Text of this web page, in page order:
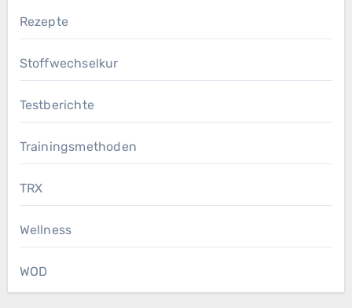
Rezepte
Stoffwechselkur
Testberichte
Trainingsmethoden
TRX
Wellness
WOD